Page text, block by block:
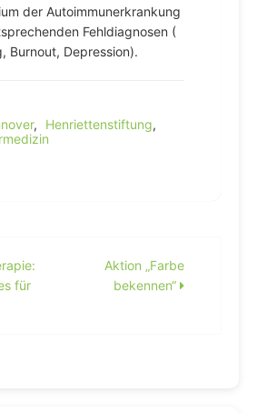
der Autoimmunerkrankung
Fehldiagnosen (
Burnout, Depression).
, Henriettenstiftung,
für
Aktion „Farbe
bekennen“